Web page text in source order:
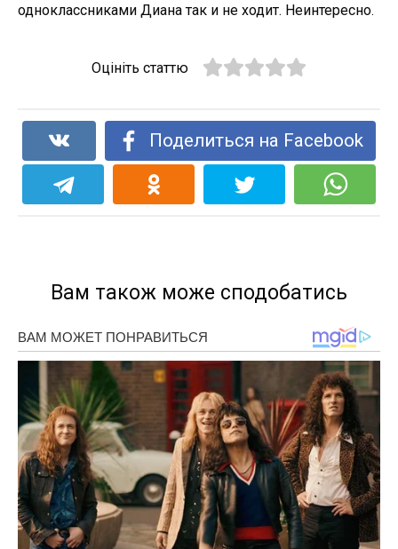
одноклассниками Диана так и не ходит. Неинтересно.
Оцініть статтю
Поделиться на Facebook
Вам також може сподобатись